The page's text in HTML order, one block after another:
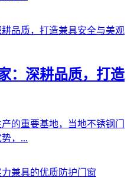
：深耕品质，打造
的重要基地，当地不锈钢门
，...